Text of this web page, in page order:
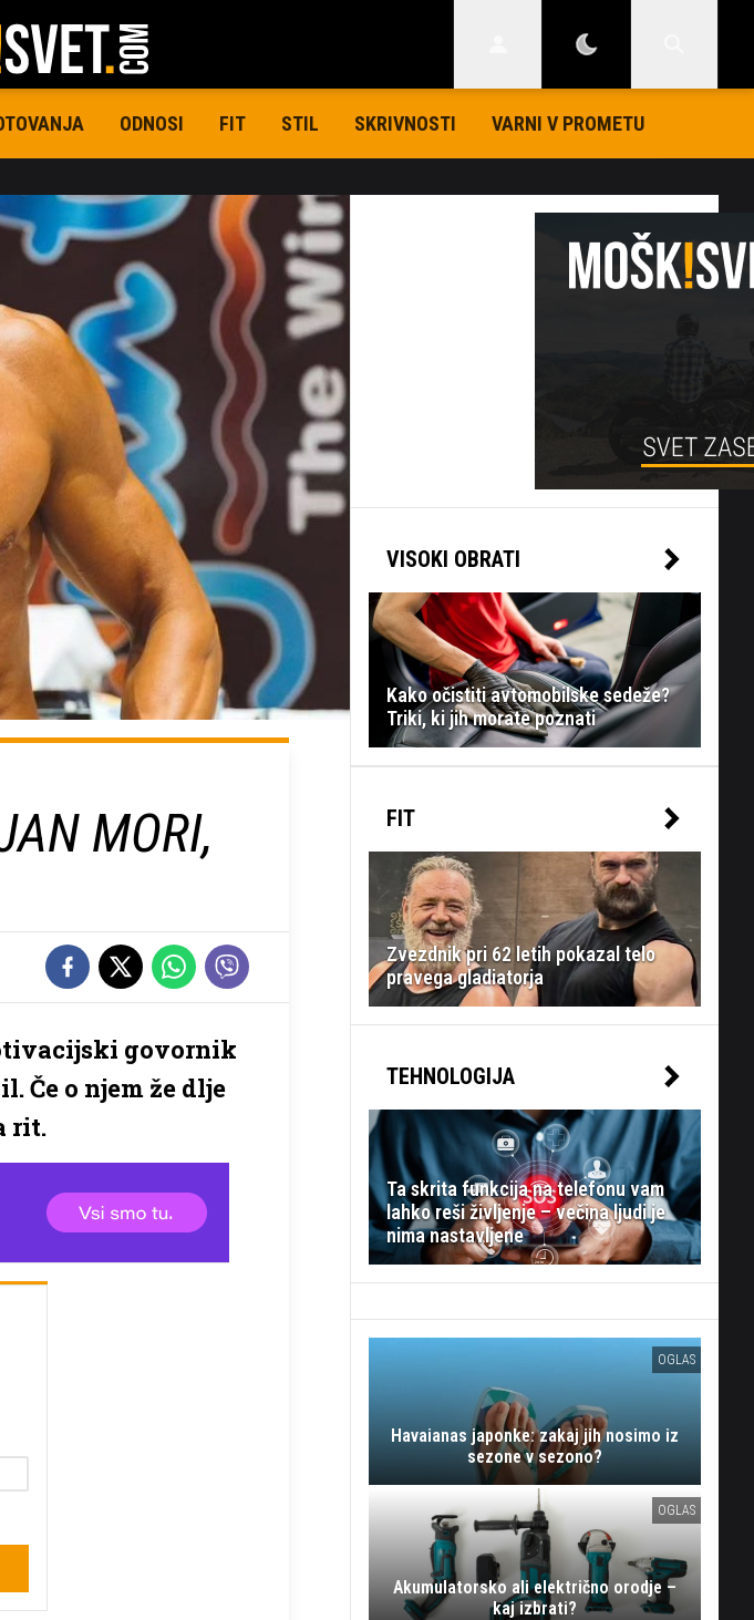
ODNOSI FIT STIL SKRIVNOSTI VARNI V PROMETU
MORI,
govornik
Če o njem že dlje
rit.
VISOKI OBRATI
Kako očistiti avtomobilske sedeže?
Triki, ki jih morate poznati
FIT
Zvezdnik pri 62 letih pokazal telo
pravega gladiatorja
TEHNOLOGIJA
Ta skrita funkcija na telefonu vam
lahko reši življenje – večina ljudi je
nima nastavljene
OGLAS
Havaianas japonke: zakaj jih nosimo iz
sezone v sezono?
OGLAS
Akumulatorsko ali električno orodje –
kaj izbrati?